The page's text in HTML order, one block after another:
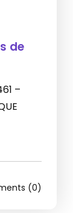
de
–
(0)